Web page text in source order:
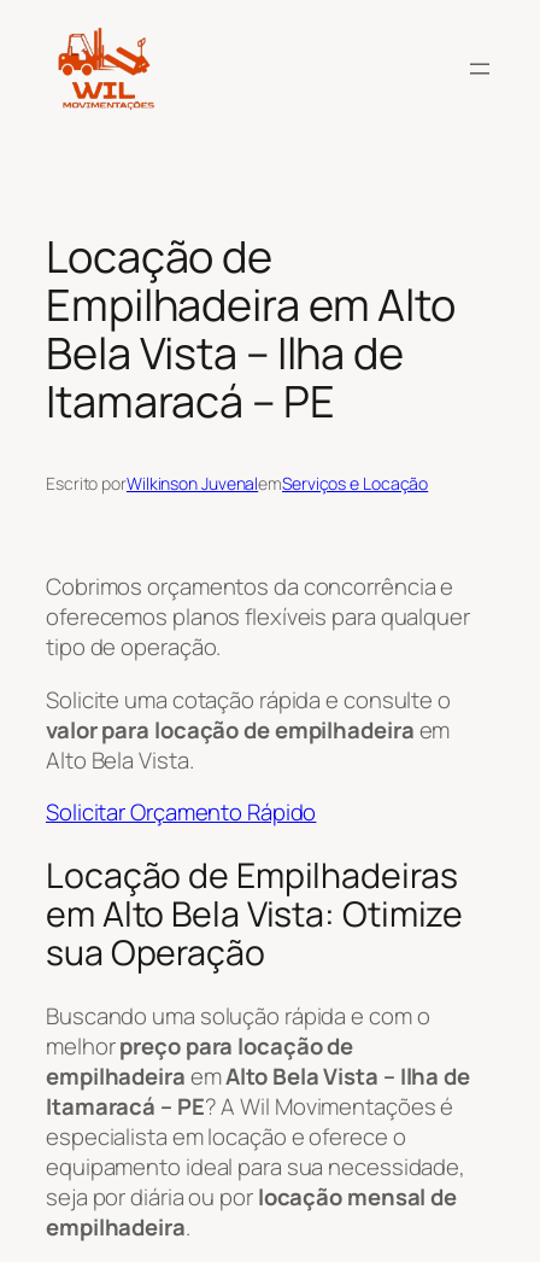
conteúdo
Locação de
Empilhadeira em Alto
Bela Vista – Ilha de
Itamaracá – PE
Escrito porWilkinson JuvenalemServiços e Locação
Cobrimos orçamentos da concorrência e
oferecemos planos flexíveis para qualquer
tipo de operação.
Solicite uma cotação rápida e consulte o
valor para locação de empilhadeiraem
Alto Bela Vista.
Solicitar Orçamento Rápido
Locação de Empilhadeiras
em Alto Bela Vista: Otimize
sua Operação
Buscando uma solução rápida e com o
melhorpreço para locação de
empilhadeiraemAlto Bela Vista – Ilha de
Itamaracá – PE? A Wil Movimentações é
especialista em locação e oferece o
equipamento ideal para sua necessidade,
seja por diária ou porlocação mensal de
empilhadeira.